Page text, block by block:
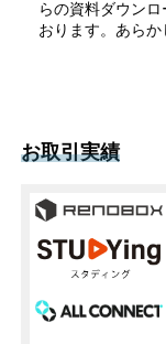
お取引実績
らの資料ダウン
おります。あらか